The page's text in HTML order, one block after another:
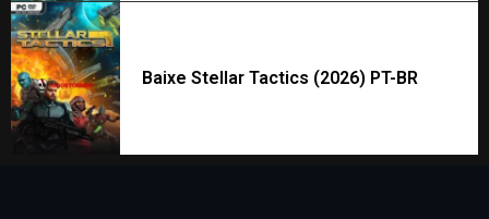
Baixe Stellar Tactics (2026) PT-BR